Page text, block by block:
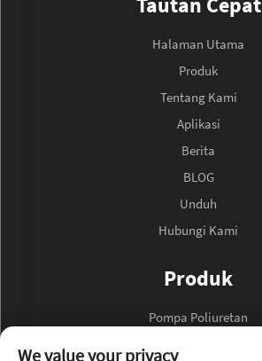
Halaman Utama
Produk
Tentang Kami
Aplikasi
Berita
BLOG
Unduh
Hubungi Kami
Produk
Pompa Poliuretan
We value your privacy